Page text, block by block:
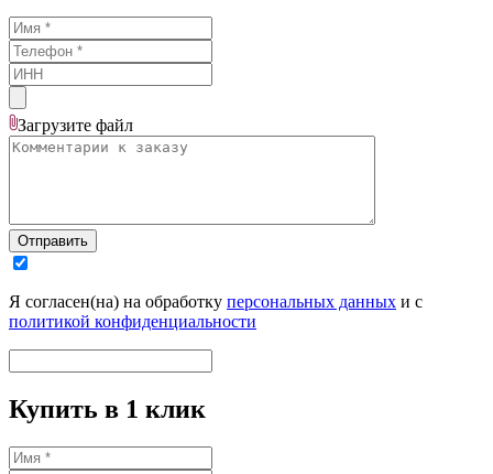
Загрузите файл
Отправить
Я согласен(на) на обработку персональных данных и с
политикой конфиденциальности
Купить в 1 клик